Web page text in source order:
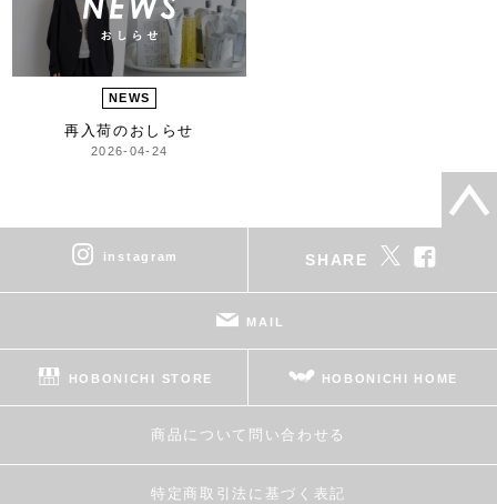
NEWS
再入荷のおしらせ
2026-04-24
instagram SHARE
MAIL
HOBONICHI STORE HOBONICHI HOME
商品について問い合わせる
特定商取引法に基づく表記